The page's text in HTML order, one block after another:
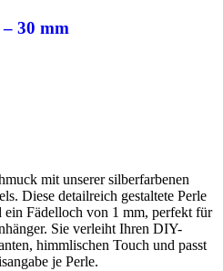
30 mm
mit unserer silberfarbenen
Diese detailreich gestaltete Perle
Fädelloch von 1 mm, perfekt für
Sie verleiht Ihren DIY-
himmlischen Touch und passt
je Perle.